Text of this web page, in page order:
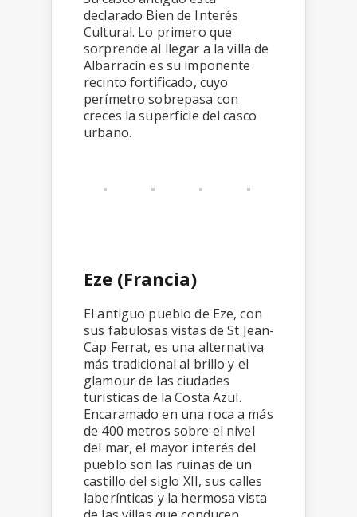
declarado Bien de Interés
Cultural. Lo primero que
sorprende al llegar a la villa de
Albarracín es su imponente
recinto fortificado, cuyo
perímetro sobrepasa con
creces la superficie del casco
urbano.
Eze (Francia)
El antiguo pueblo de Eze, con
sus fabulosas vistas de St Jean-
Cap Ferrat, es una alternativa
más tradicional al brillo y el
glamour de las ciudades
turísticas de la Costa Azul.
Encaramado en una roca a más
de 400 metros sobre el nivel
del mar, el mayor interés del
pueblo son las ruinas de un
castillo del siglo XII, sus calles
laberínticas y la hermosa vista